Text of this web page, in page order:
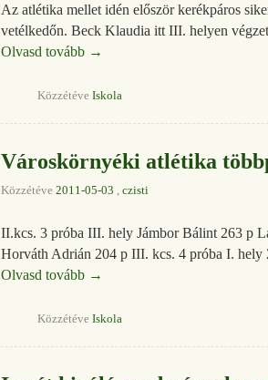
Az atlétika mellet idén először kerékpáros
vetélkedőn. Beck Klaudia itt III. helyen
Olvasd tovább →
Közzétéve Iskola
Városkörnyéki atlétika
Közzétéve 2011-05-03 czisti
II.kcs. 3 próba III. hely Jámbor Bálint 263 p
Horváth Adrián 204 p III. kcs. 4 próba I.
Olvasd tovább →
Közzétéve Iskola